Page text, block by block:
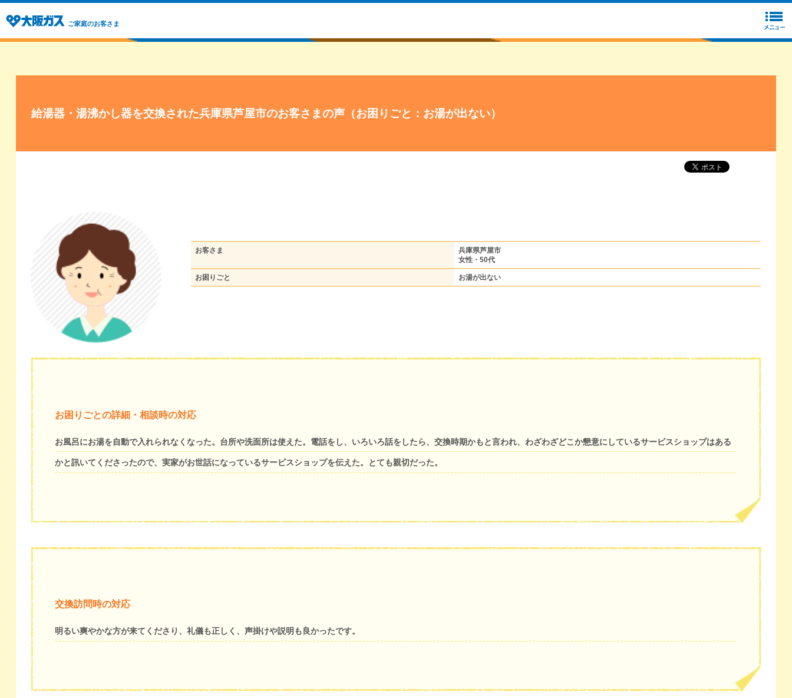
ご家庭のお客さま
給湯器・湯沸かし器を交換された兵庫県芦屋市のお客さまの声（お困りごと：お湯が出ない）
お客さま
兵庫県芦屋市
女性・50代
お困りごと お湯が出ない
お困りごとの詳細・相談時の対応
お風呂にお湯を自動で入れられなくなった。台所や洗面所は使えた。電話をし、いろいろ話をしたら、交換時期かもと言われ、わざわざどこか懇意にしているサービスショップはある
かと訊いてくださったので、実家がお世話になっているサービスショップを伝えた。とても親切だった。
交換訪問時の対応
明るい爽やかな方が来てくださり、礼儀も正しく、声掛けや説明も良かったです。